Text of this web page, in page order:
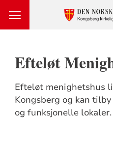
Efteløt
Efteløt menighetshus
Kongsberg og kan
og funksjonelle lokaler.